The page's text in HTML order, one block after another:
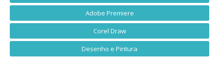
Adobe Premiere
Corel Draw
Desenho e Pintura